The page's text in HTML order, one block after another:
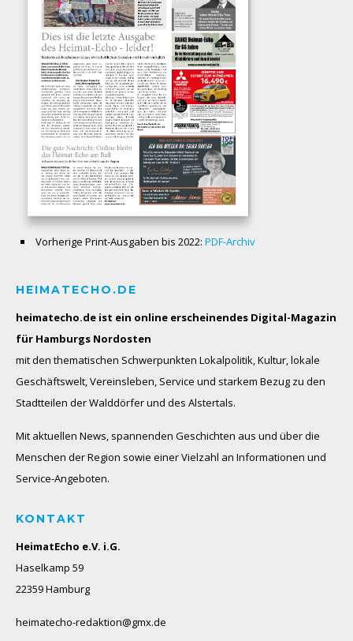
Vorherige Print-Ausgaben bis 2022: PDF-Archiv
HEIMATECHO.DE
heimatecho.de ist ein online erscheinendes Digital-Magazin
für Hamburgs Nordosten
mit den thematischen Schwerpunkten Lokalpolitik, Kultur, lokale
Geschäftswelt, Vereinsleben, Service und starkem Bezug zu den
Stadtteilen der Walddörfer und des Alstertals.
Mit aktuellen News, spannenden Geschichten aus und über die
Menschen der Region sowie einer Vielzahl an Informationen und
Service-Angeboten.
KONTAKT
HeimatEcho e.V. i.G.
Haselkamp 59
22359 Hamburg
heimatecho-redaktion@gmx.de